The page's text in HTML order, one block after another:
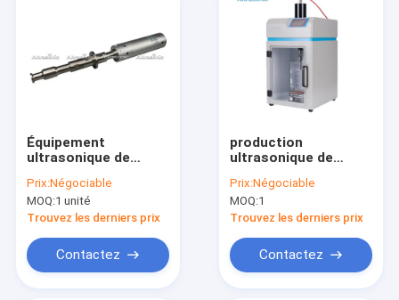
Équipement
ultrasonique de
processeur de 3000
watts
Prix:Négociable
MOQ:1 unité
Trouvez les derniers prix
Contactez
production
ultrasonique de
produits chimiques
de homogénisateur
de 24K 300W des
organiques
Prix:Négociable
MOQ:1
Trouvez les derniers prix
Contactez